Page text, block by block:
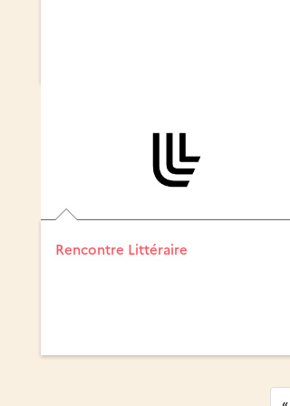
Rencontre Littéraire
«